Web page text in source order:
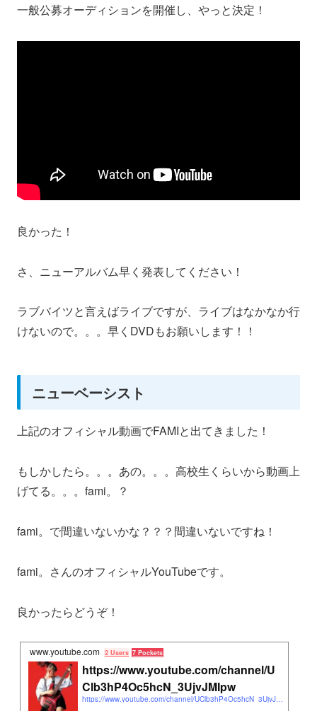
一般公募オーディションを開催し、やっと決定！
良かった！
さ、ニューアルバム早く発表してください！
ラブバイツと言えばライブですが、ライブはなかなか行
けないので。。。早くDVDもお願いします！！
ニューベーシスト
上記のオフィシャル動画でFAMIと出てきました！
もしかしたら。。。あの。。。高校生くらいから動画上
げてる。。。fami。？
fami。で間違いないかな？？？間違いないですね！
fami。さんのオフィシャルYouTubeです。
良かったらどうぞ！
www.youtube.com 2 Users 7 Pockets
https://www.youtube.com/channel/U
Clb3hP4Oc5hcN_3UjvJMIpw
https://www.youtube.com/channel/UClb3hP4Oc5hcN_3UjvJMIpw